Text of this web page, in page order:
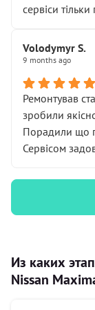
сервіси
Volodymyr S.
9 months ago
Ремонтував
зробили
Порадили що
Сервісом
Из каких
Nissan